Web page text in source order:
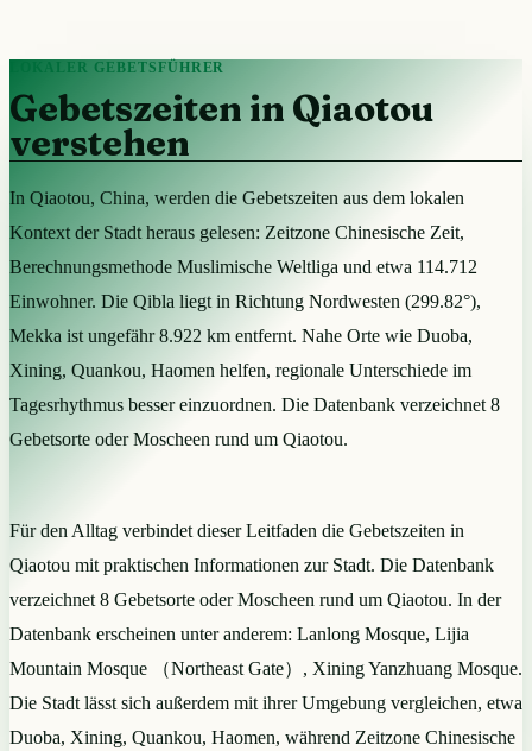
LOKALER GEBETSFÜHRER
Gebetszeiten in Qiaotou
verstehen
In Qiaotou, China, werden die Gebetszeiten aus dem lokalen
Kontext der Stadt heraus gelesen: Zeitzone Chinesische Zeit,
Berechnungsmethode Muslimische Weltliga und etwa 114.712
Einwohner. Die Qibla liegt in Richtung Nordwesten (299.82°),
Mekka ist ungefähr 8.922 km entfernt. Nahe Orte wie Duoba,
Xining, Quankou, Haomen helfen, regionale Unterschiede im
Tagesrhythmus besser einzuordnen. Die Datenbank verzeichnet 8
Gebetsorte oder Moscheen rund um Qiaotou.
Für den Alltag verbindet dieser Leitfaden die Gebetszeiten in
Qiaotou mit praktischen Informationen zur Stadt. Die Datenbank
verzeichnet 8 Gebetsorte oder Moscheen rund um Qiaotou. In der
Datenbank erscheinen unter anderem: Lanlong Mosque, Lijia
Mountain Mosque （Northeast Gate）, Xining Yanzhuang Mosque.
Die Stadt lässt sich außerdem mit ihrer Umgebung vergleichen, etwa
Duoba, Xining, Quankou, Haomen, während Zeitzone Chinesische